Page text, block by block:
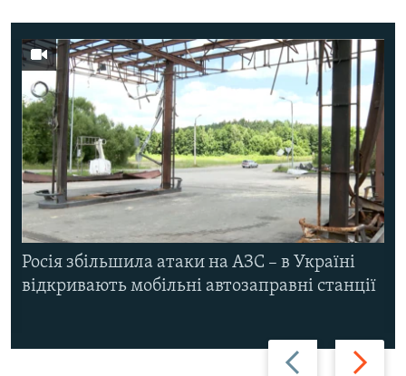
Назад Вперед
Росія збільшила атаки на АЗС – в Україні
відкривають мобільні автозаправні станції